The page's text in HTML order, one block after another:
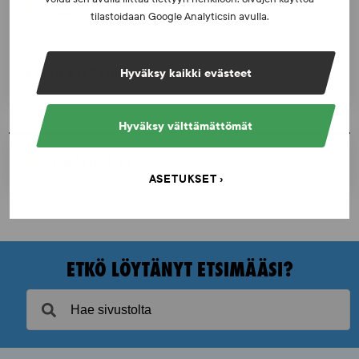
tilastoidaan Google Analyticsin avulla.
Hyväksy kaikki evästeet
Hyväksy välttämättömät
ASETUKSET
väkivaltaisten alakulttuurien suhteesta
KATSO AJANKOHTAISET
ETKÖ LÖYTÄNYT ETSIMÄÄSI?